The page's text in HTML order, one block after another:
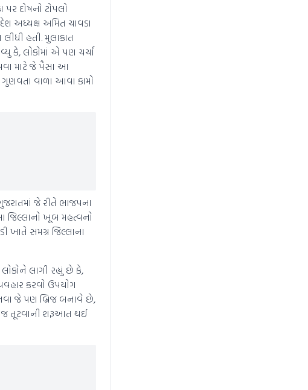
દોષનો ટોપલો
અધ્યક્ષ અમિત ચાવડા
હતી. મુલાકાત
કે, લોકોમાં એ પણ ચર્ચા
માટે જે પૈસા આ
વાળા આવા કામો
જે રીતે ભાજપના
જિલ્લાનો ખૂબ મહત્વનો
સમગ્ર જિલ્લાના
લાગી રહ્યું છે કે,
કરવો ઉપયોગ
જે પણ બ્રિજ બનાવે છે,
જ તૂટવાની શરૂઆત થઈ